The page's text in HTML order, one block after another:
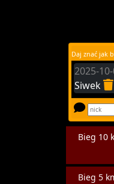
Daj znać jak
2025-
Siwek
Bieg 10
Bieg 5